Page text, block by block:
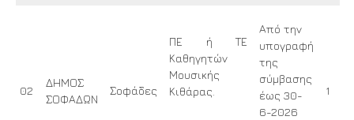
02
ΔΗΜΟΣ
ΣΟΦΑΔΩΝ
Σοφάδες
ΠΕ ή ΤΕ
Καθηγητών
Μουσικής
Κιθάρας.
Από την
υπογραφή
της
σύμβασης
έως 30-
6-2026
1